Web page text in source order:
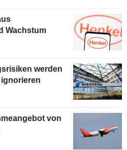
Wachstum
werden
von